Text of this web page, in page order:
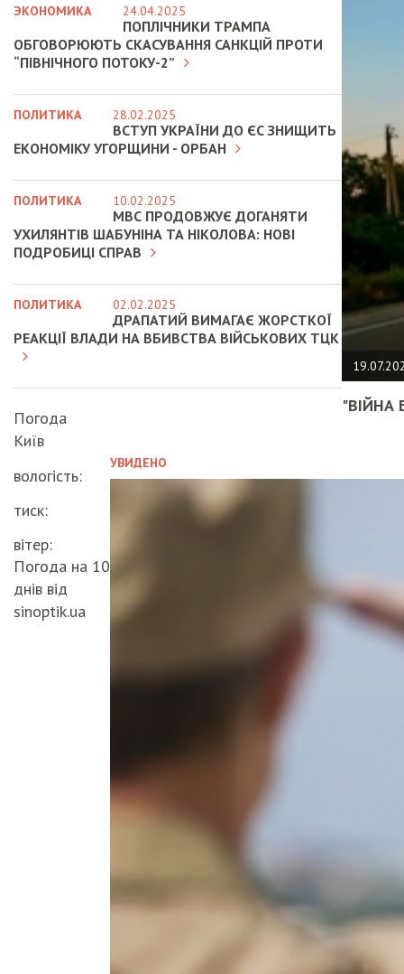
"ВІЙНА
УВИДЕНО
ЭКОНОМИКА 24.04.2025
ПОПЛІЧНИКИ ТРАМПА
ОБГОВОРЮЮТЬ СКАСУВАННЯ САНКЦІЙ ПРОТИ
“ПІВНІЧНОГО ПОТОКУ-2”
ПОЛИТИКА 28.02.2025
ВСТУП УКРАЇНИ ДО ЄС ЗНИЩИТЬ
ЕКОНОМІКУ УГОРЩИНИ - ОРБАН
ПОЛИТИКА 10.02.2025
МВС ПРОДОВЖУЄ ДОГАНЯТИ
УХИЛЯНТІВ ШАБУНІНА ТА НІКОЛОВА: НОВІ
ПОДРОБИЦІ СПРАВ
ПОЛИТИКА 02.02.2025
ДРАПАТИЙ ВИМАГАЄ ЖОРСТКОЇ
РЕАКЦІЇ ВЛАДИ НА ВБИВСТВА ВІЙСЬКОВИХ ТЦК
Погода
Київ
вологість:
тиск:
вітер:
Погода на 10
днів від
sinoptik.ua